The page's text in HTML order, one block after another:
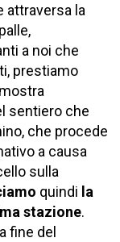
attraversa la
a noi che
prestiamo
sentiero che
che procede
a causa
sulla
quindi la
stazione.
fine del